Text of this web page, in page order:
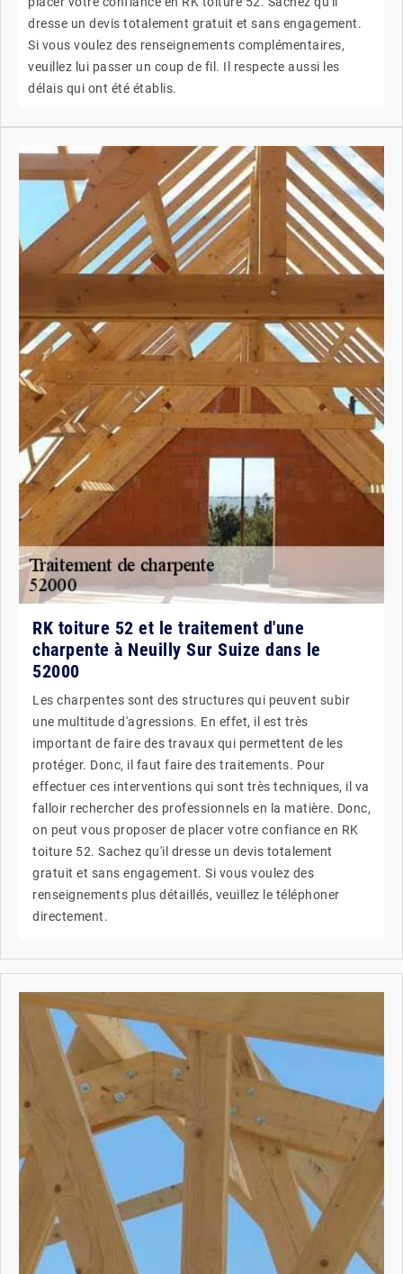
dresse un devis totalement gratuit et sans engagement.
Si vous voulez des renseignements complémentaires,
veuillez lui passer un coup de fil. Il respecte aussi les
délais qui ont été établis.
RK toiture 52 et le traitement d'une
charpente à Neuilly Sur Suize dans le
52000
Les charpentes sont des structures qui peuvent subir
une multitude d'agressions. En effet, il est très
important de faire des travaux qui permettent de les
protéger. Donc, il faut faire des traitements. Pour
effectuer ces interventions qui sont très techniques, il va
falloir rechercher des professionnels en la matière. Donc,
on peut vous proposer de placer votre confiance en RK
toiture 52. Sachez qu'il dresse un devis totalement
gratuit et sans engagement. Si vous voulez des
renseignements plus détaillés, veuillez le téléphoner
directement.